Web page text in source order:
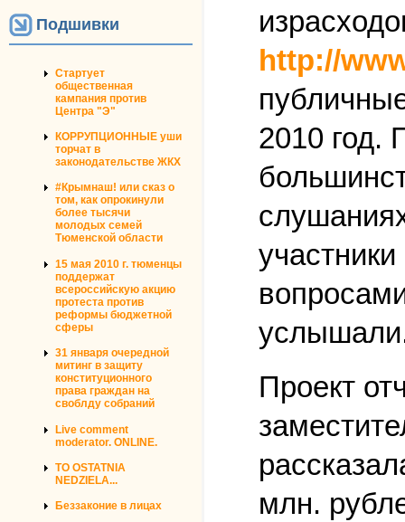
Подшивки
Стартует
общественная
кампания против
Центра "Э"
КОРРУПЦИОННЫЕ уши
торчат в
законодательстве ЖКХ
#Крымнаш! или сказ о
том, как опрокинули
более тысячи
молодых семей
Тюменской области
15 мая 2010 г. тюменцы
поддержат
всероссийскую акцию
протеста против
реформы бюджетной
сферы
31 января очередной
митинг в защиту
конституционного
права граждан на
своблду собраний
Live comment
moderator. ONLINE.
TO OSTATNIA
NEDZIELA...
Беззаконие в лицах
http://
2010 год.
Проект
млн.